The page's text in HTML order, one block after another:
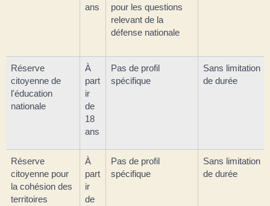
ans
pour les questions
relevant de la
défense nationale
Réserve
citoyenne de
l'éducation
nationale
À
part
ir
de
18
ans
Pas de profil
spécifique
Sans limitation
de durée
Réserve
citoyenne pour
la cohésion des
territoires
À
part
ir
de
Pas de profil
spécifique
Sans limitation
de durée